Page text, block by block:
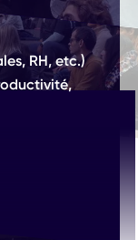
RH, etc.)